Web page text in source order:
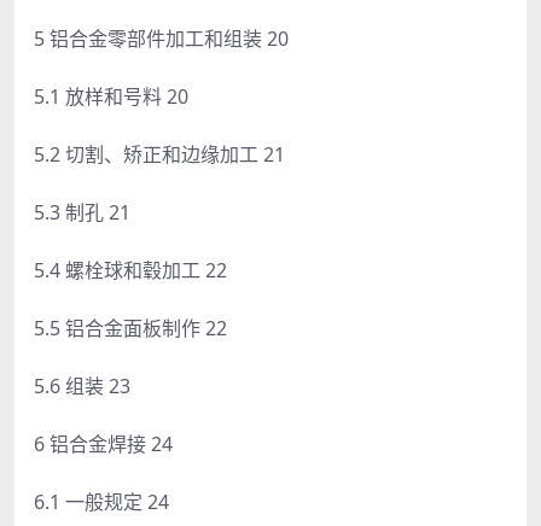
5 铝合金零部件加工和组装 20
5.1 放样和号料 20
5.2 切割、矫正和边缘加工 21
5.3 制孔 21
5.4 螺栓球和毂加工 22
5.5 铝合金面板制作 22
5.6 组装 23
6 铝合金焊接 24
6.1 一般规定 24